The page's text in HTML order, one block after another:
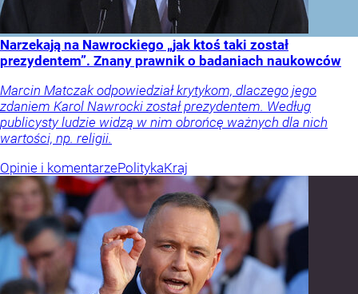
Narzekają na Nawrockiego „jak ktoś taki został
prezydentem”. Znany prawnik o badaniach naukowców
Marcin Matczak odpowiedział krytykom, dlaczego jego
zdaniem Karol Nawrocki został prezydentem. Według
publicysty ludzie widzą w nim obrońcę ważnych dla nich
wartości, np. religii.
Opinie i komentarzePolitykaKraj